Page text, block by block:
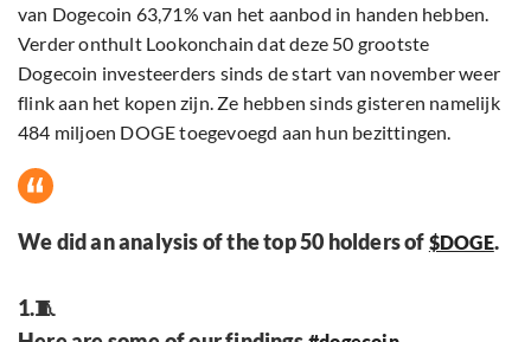
van Dogecoin 63,71% van het aanbod in handen hebben.
Verder onthult Lookonchain dat deze 50 grootste
Dogecoin investeerders sinds de start van november weer
flink aan het kopen zijn. Ze hebben sinds gisteren namelijk
484 miljoen DOGE toegevoegd aan hun bezittingen.
We did an analysis of the top 50 holders of $DOGE.
1.🧵